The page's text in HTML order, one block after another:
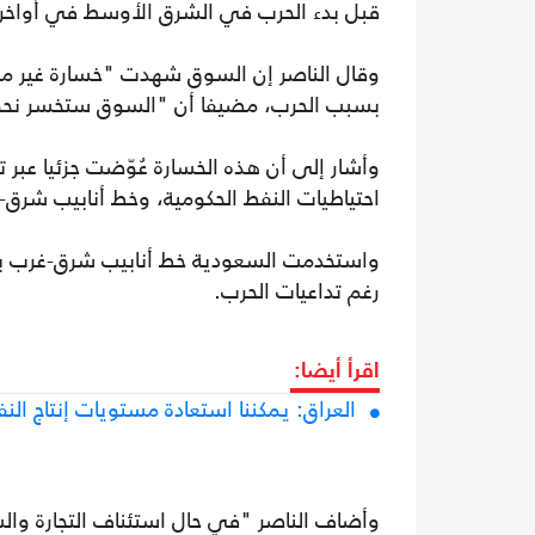
قبل بدء الحرب في الشرق الأوسط في
وقال الناصر إن السوق شهدت "خسارة غير
بسبب الحرب، مضيفا أن "السوق ستخسر نحو 100 مليون برميل أسبوعيا إذا بقي مضيق هرمز
وأشار إلى أن هذه الخسارة عُوّضت جزئيا
احتياطيات النفط الحكومية، وخط أنابيب
رغم تداعيات الحرب.
اقرأ أيضا:
العراق: يمكننا استعادة مستويات إنتاج
وأضاف الناصر "في حال استئناف التجارة